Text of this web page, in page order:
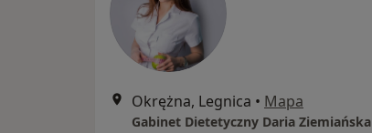
Okrężna, Legnica • Mapa
Gabinet Dietetyczny Daria Ziemiańska